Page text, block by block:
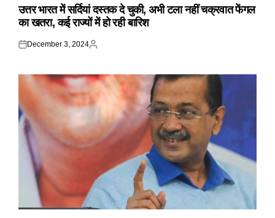
उत्तर भारत में सर्दियां दस्तक दे चुकी, अभी टला नहीं चक्रवात फेंगल
का खतरा, कई राज्यों में हो रही बारिश
Posted
December 3, 2024
Posted